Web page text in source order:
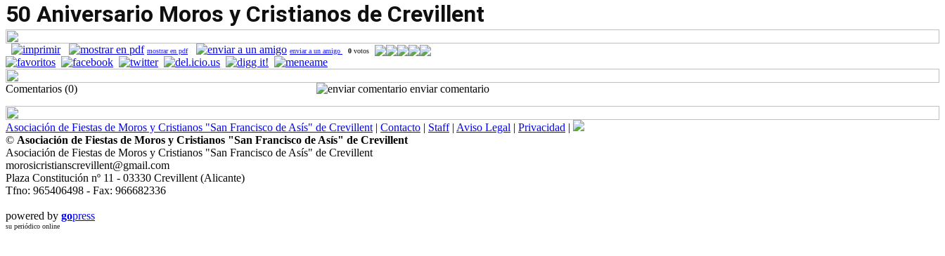
50 Aniversario Moros y Cristianos de Crevillent
mostrar en pdf enviar a un amigo 0 votos
Comentarios (0) enviar comentario
Asociación de Fiestas de Moros y Cristianos "San Francisco de Asís" de Crevillent | Contacto | Staff| Aviso Legal | Privacidad |
© Asociación de Fiestas de Moros y Cristianos "San Francisco de Asís" de Crevillent
Asociación de Fiestas de Moros y Cristianos "San Francisco de Asís" de Crevillent
morosicristianscrevillent@gmail.com
Plaza Constitución nº 11 - 03330 Crevillent (Alicante)
Tfno: 965406498 - Fax: 966682336
powered by gopress
su periódico online